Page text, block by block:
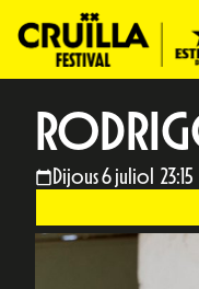
Dijous 6 juliol 23:15